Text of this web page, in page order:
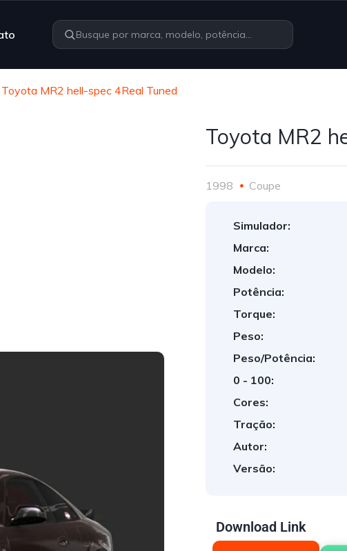
Toyota MR2 hell-spec 4Real Tuned
Toyota MR2
1998 Coupe
Simulador:
Marca:
Modelo:
Potência:
Torque:
Peso:
Peso/Potência:
0 - 100:
Cores:
Tração:
Autor:
Versão:
Download Link